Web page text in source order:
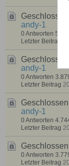
andy-1
0 Antworten
Letzter Beitrag
andy-1
0 Antworten
Letzter Beitrag
andy-1
0 Antworten
Letzter Beitrag
0 Antworten
Letzter Beitrag